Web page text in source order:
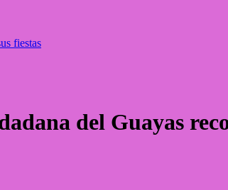
fiestas
del Guayas